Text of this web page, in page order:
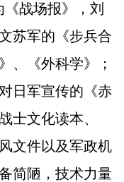
战场报》，刘
苏军的《步兵合
、《外科学》；
日军宣传的《赤
士文化读本、
文件以及军政机
简陋，技术力量